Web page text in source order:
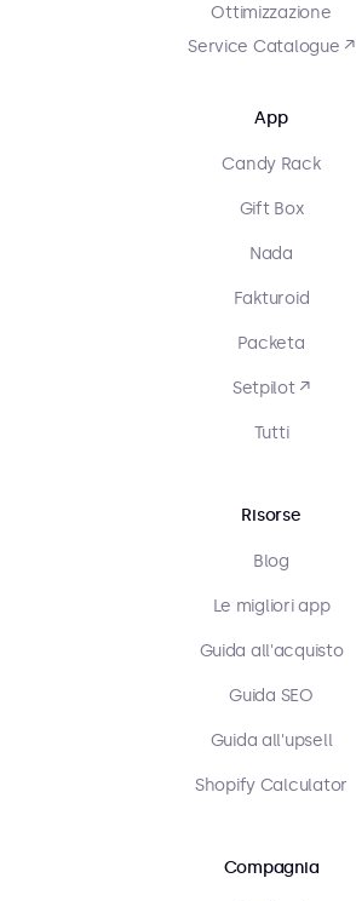
Ottimizzazione
Service Catalogue ↗
App
Candy Rack
Gift Box
Nada
Fakturoid
Packeta
Setpilot ↗
Tutti
Risorse
Blog
Le migliori app
Guida all'acquisto
Guida SEO
Guida all'upsell
Shopify Calculator
Compagnia